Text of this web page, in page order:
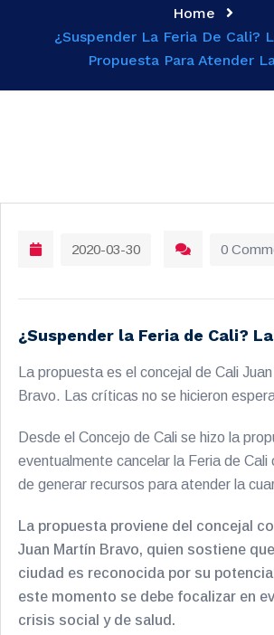
Home
¿Suspender La Feria De Cali?
Propuesta Para Atender
2020-03-30 0
¿Suspender la Feria de Cali?
La propuesta es el concejal de Cali
Bravo. Las críticas no se hicieron
Desde el Concejo de Cali se hizo la
eventualmente cancelar la Feria de Cali
de generar recursos para atender la
La propuesta proviene del concejal
Juan Martín Bravo, quien sostiene
ciudad es reconocida por su
este momento se debe focalizar en
crisis social y de salud.